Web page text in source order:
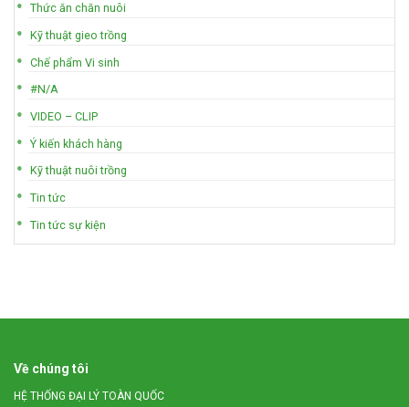
Thức ăn chăn nuôi
Kỹ thuật gieo trồng
Chế phẩm Vi sinh
#N/A
VIDEO – CLIP
Ý kiến khách hàng
Kỹ thuật nuôi trồng
Tin tức
Tin tức sự kiện
Về chúng tôi
HỆ THỐNG ĐẠI LÝ TOÀN QUỐC